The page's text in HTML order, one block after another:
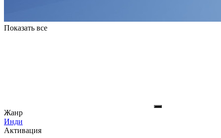
Показать все
Жанр
Инди
Активация